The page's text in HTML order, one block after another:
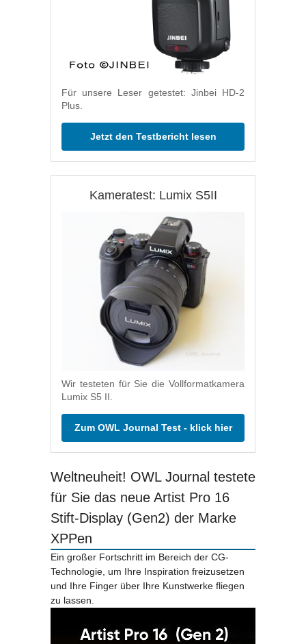
Für unsere Leser getestet: Jinbei HD-2
Plus.
Jetzt den Testbericht lesen
Kameratest: Lumix S5II
Wir testeten für Sie die Vollformatkamera
Lumix S5 II.
Zum OWL Journal Test - klick hier
Weltneuheit! OWL Journal testete
für Sie das neue Artist Pro 16
Stift-Display (Gen2) der Marke
XPPen
Ein großer Fortschritt im Bereich der CG-
Technologie, um Ihre Inspiration freizusetzen
und Ihre Finger über Ihre Kunstwerke fliegen
zu lassen.